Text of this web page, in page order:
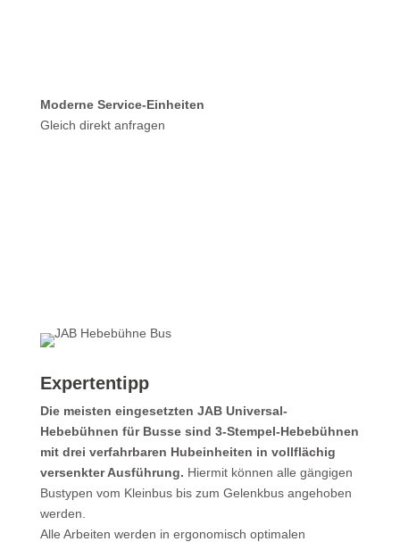
Moderne Service-Einheiten
Gleich direkt anfragen
Expertentipp
Die meisten eingesetzten JAB Universal-
Hebebühnen für Busse sind 3-Stempel-Hebebühnen
mit drei verfahrbaren Hubeinheiten in vollflächig
versenkter Ausführung. Hiermit können alle gängigen
Bustypen vom Kleinbus bis zum Gelenkbus angehoben
werden.
Alle Arbeiten werden in ergonomisch optimalen